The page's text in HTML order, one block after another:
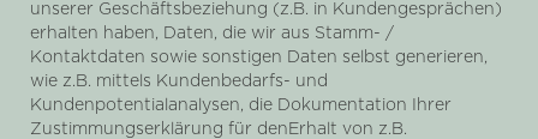
unserer Geschäftsbeziehung (z.B. in Kundengesprächen)
erhalten haben, Daten, die wir aus Stamm- /
Kontaktdaten sowie sonstigen Daten selbst generieren,
wie z.B. mittels Kundenbedarfs- und
Kundenpotentialanalysen, die Dokumentation Ihrer
Zustimmungserklärung für denErhalt von z.B.